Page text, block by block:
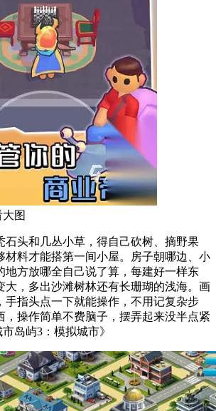
大图
石头和几丛小草，得自己砍树、摘野果
材料才能搭第一间小屋。房子朝哪边、小
地方放哪全自己说了算，每建好一样东
大，多出沙滩树林还有长珊瑚的浅海。画
手指头点一下就能操作，不用记复杂步
，操作简单不费脑子，摆弄起来没半点紧
3、《城市岛屿3：模拟城市》